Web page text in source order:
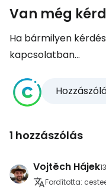
Van még
Ha bármilyen
kapcsolatban...
1 hozzászólás
Vojtěch Hájek
Fordította: